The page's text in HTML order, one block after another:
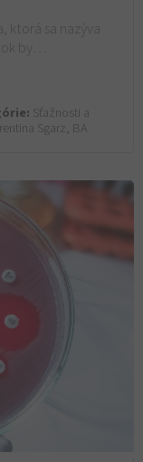
sa nazýva
by…
Sťažnosti a
Sgarz, BA